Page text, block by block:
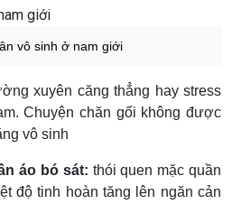
vô sinh ở nam giới
xuyên căng thẳng hay stress
Chuyện chăn gối không được
vô sinh
áo bó sát: thói quen mặc quần
độ tinh hoàn tăng lên ngăn cản